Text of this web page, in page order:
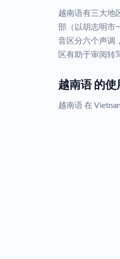
越南语有三大地
部（以胡志明市
音区分六个声调
区有助于审阅转
越南语 的使
越南语 在